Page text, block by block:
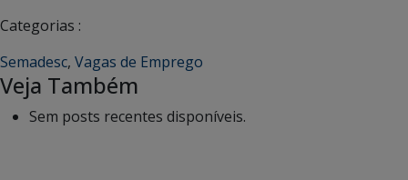
Categorias :
Semadesc, Vagas de Emprego
Veja Também
Sem posts recentes disponíveis.